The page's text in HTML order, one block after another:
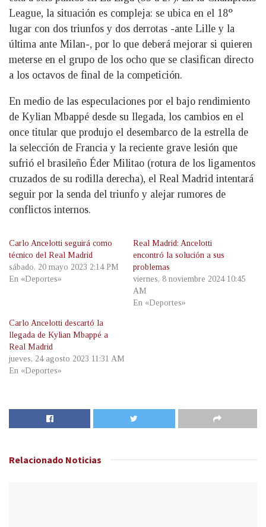
League, la situación es compleja: se ubica en el 18°
lugar con dos triunfos y dos derrotas -ante Lille y la
última ante Milan-, por lo que deberá mejorar si quieren
meterse en el grupo de los ocho que se clasifican directo
a los octavos de final de la competición.
En medio de las especulaciones por el bajo rendimiento
de Kylian Mbappé desde su llegada, los cambios en el
once titular que produjo el desembarco de la estrella de
la selección de Francia y la reciente grave lesión que
sufrió el brasileño Éder Militao (rotura de los ligamentos
cruzados de su rodilla derecha), el Real Madrid intentará
seguir por la senda del triunfo y alejar rumores de
conflictos internos.
Carlo Ancelotti seguirá como
técnico del Real Madrid
sábado, 20 mayo 2023 2:14 PM
En «Deportes»
Real Madrid: Ancelotti
encontró la solución a sus
problemas
viernes, 8 noviembre 2024 10:45
AM
En «Deportes»
Carlo Ancelotti descartó la
llegada de Kylian Mbappé a
Real Madrid
jueves, 24 agosto 2023 11:31 AM
En «Deportes»
Relacionado Noticias